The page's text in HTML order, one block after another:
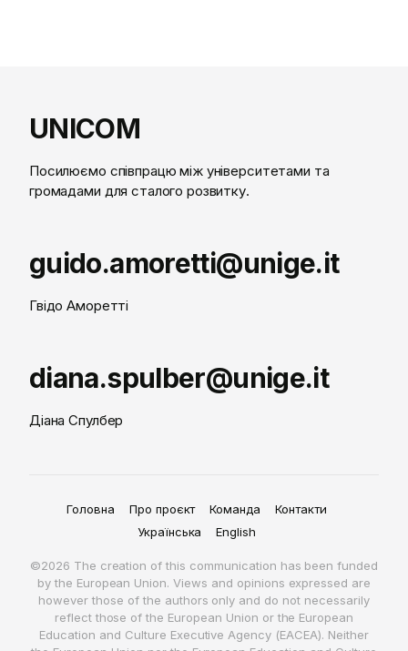
UNICOM
Посилюємо співпрацю між університетами та
громадами для сталого розвитку.
guido.amoretti@unige.it
Гвідо Аморетті
diana.spulber@unige.it
Діана Спулбер
©2026 The creation of this communication has been funded
by the European Union. Views and opinions expressed are
however those of the authors only and do not necessarily
reflect those of the European Union or the European
Education and Culture Executive Agency (EACEA). Neither
Головна Про проєкт Команда
Контакти
Українська
English